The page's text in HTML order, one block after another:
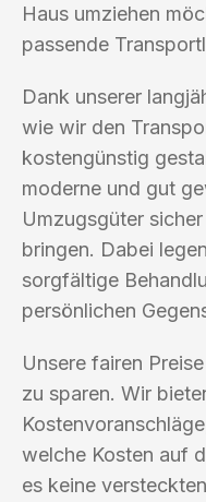
Haus umziehen
passende
Dank unserer
wie wir den
kostengünstig
moderne und gut
Umzugsgüter
bringen. Dabei
sorgfältige
persönlichen
Unsere fairen
zu sparen. Wir
welche Kosten auf
es keine